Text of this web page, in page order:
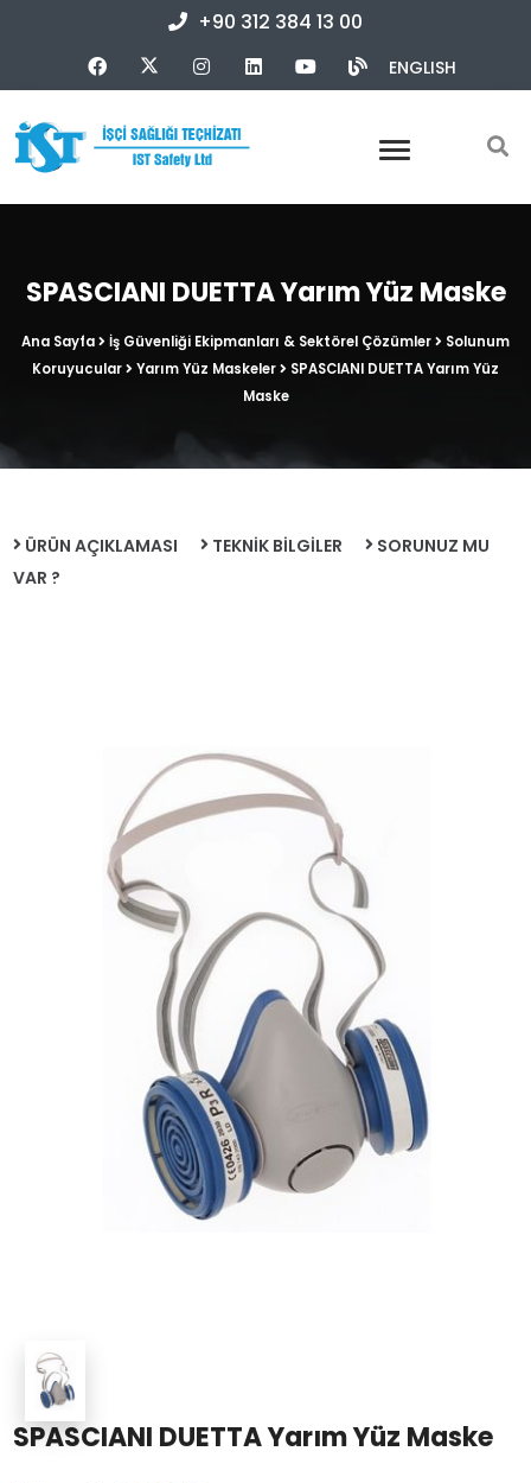
+90 312 384 13 00
ENGLISH
SPASCIANI DUETTA Yarım Yüz Maske
Ana Sayfa İş Güvenliği Ekipmanları & Sektörel Çözümler
Solunum
Koruyucular
Yarım Yüz Maskeler
SPASCIANI DUETTA Yarım Yüz
Maske
ÜRÜN AÇIKLAMASI TEKNİK BİLGİLER
SORUNUZ MU
VAR ?
SPASCIANI DUETTA Yarım Yüz Maske